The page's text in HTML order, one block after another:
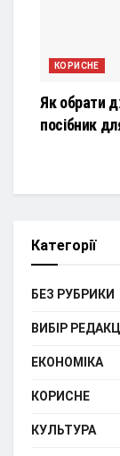
КОРИСНЕ
Як обрати
посібник
Категорії
БЕЗ РУБРИКИ
ВИБІР
ЕКОНОМІКА
КОРИСНЕ
КУЛЬТУРА